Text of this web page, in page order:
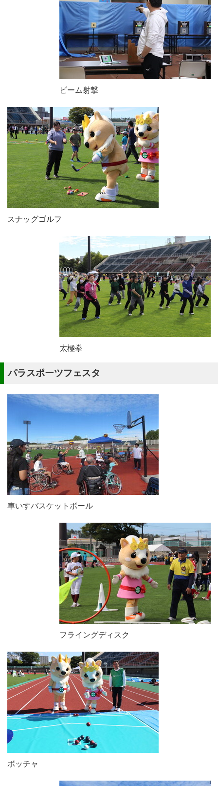
ビーム射撃
スナッグゴルフ
太極拳
パラスポーツフェスタ
車いすバスケットボール
フライングディスク
ボッチャ